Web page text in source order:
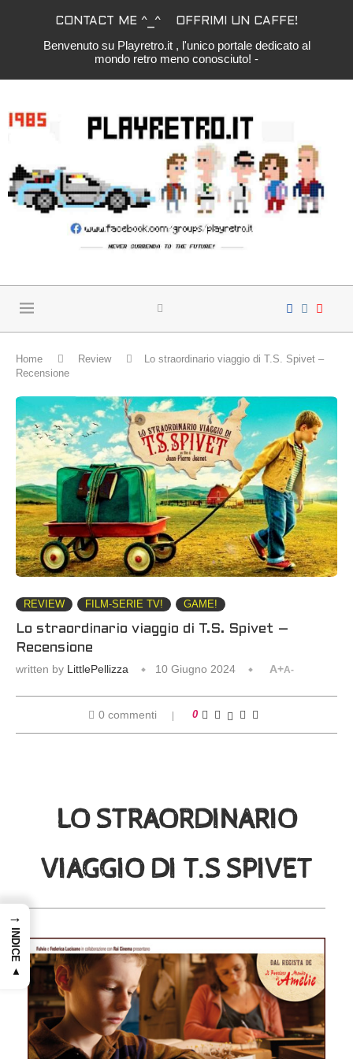
CONTACT ME ^_^ OFFRIMI UN CAFFE!
Benvenuto su Playretro.it , l'unico portale dedicato al
mondo retro meno conosciuto! -
Home Review
Lo straordinario viaggio di T.S. Spivet –
Recensione
REVIEW FILM-SERIE TV! GAME!
Lo straordinario viaggio di T.S. Spivet –
Recensione
written by LittlePellizza 10 Giugno 2024 A+A-
0 commenti 0
LO STRAORDINARIO
VIAGGIO DI T.S SPIVET
→
INDICE ▲